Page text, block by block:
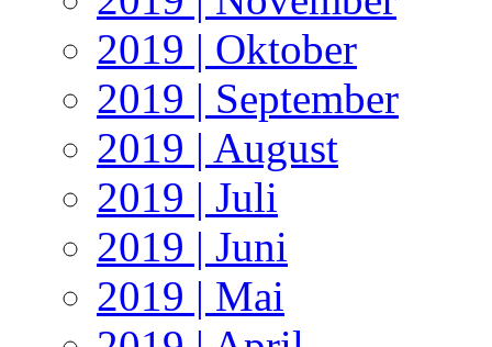
2019 | Oktober
2019 | September
2019 | August
2019 | Juli
2019 | Juni
2019 | Mai